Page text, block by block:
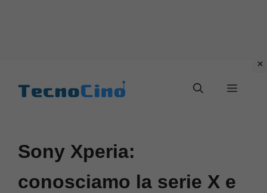
Menu
Sony Xperia:
conosciamo la serie X e